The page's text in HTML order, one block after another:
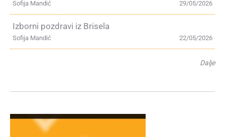
29/05/2026
Sofija Mandić
Izborni pozdravi iz Brisela
22/05/2026
Sofija Mandić
Dalje